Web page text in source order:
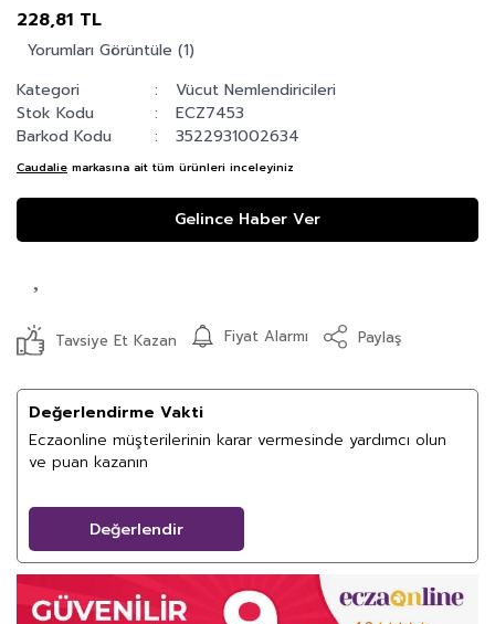
228,81 TL
Yorumları Görüntüle (1)
Kategori
Vücut Nemlendiricileri
Stok Kodu
ECZ7453
Barkod Kodu
3522931002634
Caudalie markasına ait tüm ürünleri inceleyiniz
Gelince Haber Ver
Tavsiye Et Kazan Fiyat Alarmı Paylaş
Değerlendirme Vakti
Eczaonline müşterilerinin karar vermesinde yardımcı olun
ve puan kazanın
Değerlendir